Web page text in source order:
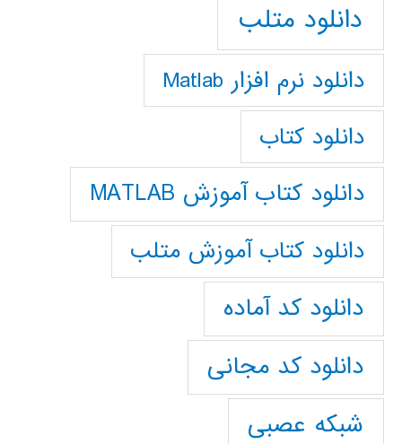
دانلود متلب
دانلود نرم افزار Matlab
دانلود کتاب
دانلود کتاب آموزش MATLAB
دانلود کتاب آموزش متلب
دانلود کد آماده
دانلود کد مجانی
شبکه عصبی